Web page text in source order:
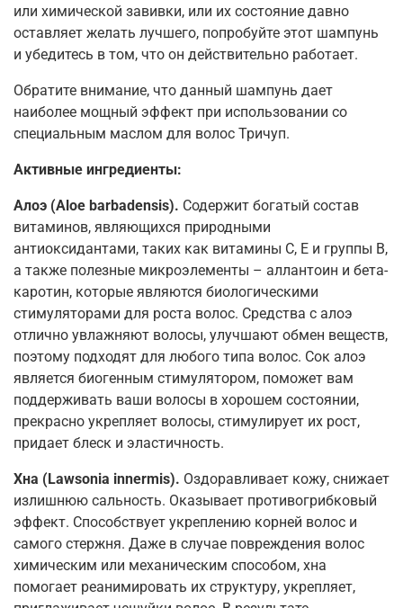
или химической завивки, или их состояние давно
оставляет желать лучшего, попробуйте этот шампунь
и убедитесь в том, что он действительно работает.
Обратите внимание, что данный шампунь дает
наиболее мощный эффект при использовании со
специальным маслом для волос Тричуп.
Активные ингредиенты:
Алоэ (Aloe barbadensis). Содержит богатый состав
витаминов, являющихся природными
антиоксидантами, таких как витамины С, Е и группы В,
а также полезные микроэлементы – аллантоин и бета-
каротин, которые являются биологическими
стимуляторами для роста волос. Средства с алоэ
отлично увлажняют волосы, улучшают обмен веществ,
поэтому подходят для любого типа волос. Сок алоэ
является биогенным стимулятором, поможет вам
поддерживать ваши волосы в хорошем состоянии,
прекрасно укрепляет волосы, стимулирует их рост,
придает блеск и эластичность.
Хна (Lawsonia innermis). Оздоравливает кожу, снижает
излишнюю сальность. Оказывает противогрибковый
эффект. Способствует укреплению корней волос и
самого стержня. Даже в случае повреждения волос
химическим или механическим способом, хна
помогает реанимировать их структуру, укрепляет,